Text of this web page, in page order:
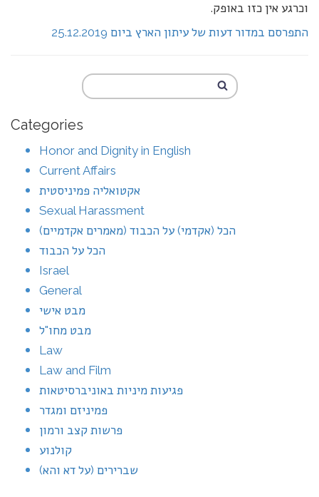
וכרגע אין כזו באופק.
התפרסם במדור דעות של עיתון הארץ ביום 25.12.2019
Categories
Honor and Dignity in English
Current Affairs
אקטואליה פמיניסטית
Sexual Harassment
הכל (אקדמי) על הכבוד (מאמרים אקדמיים)
הכל על הכבוד
Israel
General
מבט אישי
מבט מחו"ל
Law
Law and Film
פגיעות מיניות באוניברסיטאות
פמיניזם ומגדר
פרשות קצב ורמון
קולנוע
שברירים (על דא והא)